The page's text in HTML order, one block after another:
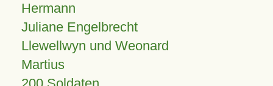
Hermann
Juliane Engelbrecht
Llewellwyn und Weonard
Martius